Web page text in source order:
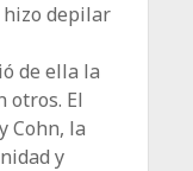
depilar
de ella la
otros. El
Cohn, la
y